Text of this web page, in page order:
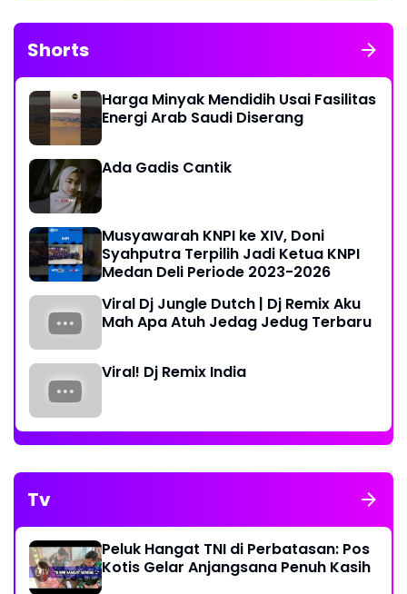
Shorts
Harga Minyak Mendidih Usai Fasilitas
Energi Arab Saudi Diserang
Ada Gadis Cantik
Musyawarah KNPI ke XIV, Doni
Syahputra Terpilih Jadi Ketua KNPI
Medan Deli Periode 2023-2026
Viral Dj Jungle Dutch | Dj Remix Aku
Mah Apa Atuh Jedag Jedug Terbaru
Viral! Dj Remix India
Tv
Peluk Hangat TNI di Perbatasan: Pos
Kotis Gelar Anjangsana Penuh Kasih